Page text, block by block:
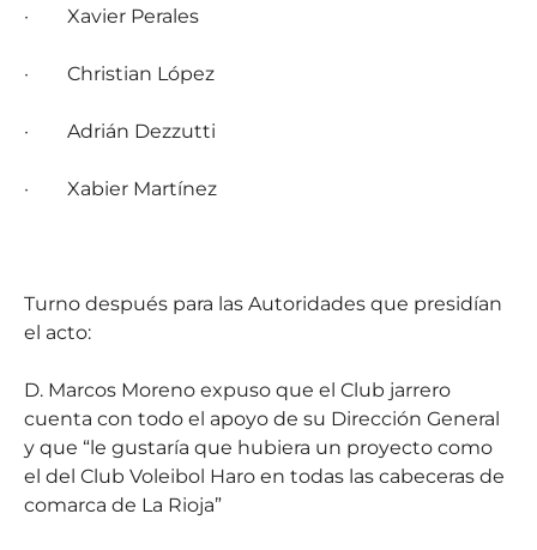
· Xavier Perales
· Christian López
· Adrián Dezzutti
· Xabier Martínez
Turno después para las Autoridades que presidían
el acto:
D. Marcos Moreno expuso que el Club jarrero
cuenta con todo el apoyo de su Dirección General
y que “le gustaría que hubiera un proyecto como
el del Club Voleibol Haro en todas las cabeceras de
comarca de La Rioja”